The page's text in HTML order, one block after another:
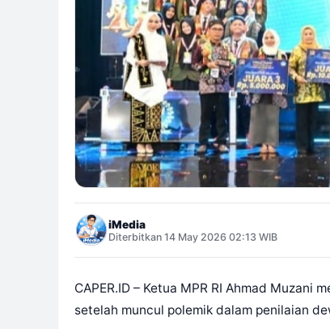
iMedia
Diterbitkan 14 May 2026 02:13 WIB
CAPER.ID – Ketua MPR RI Ahmad Muzani
setelah muncul polemik dalam penilaian